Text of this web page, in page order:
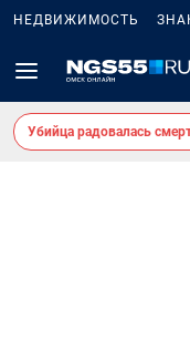
НЕДВИЖИМОСТЬ
Убийца радовалась